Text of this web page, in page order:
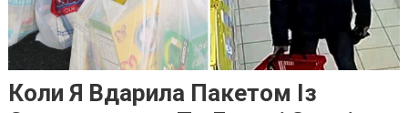
Коли Я Вдарила Пакетом Із